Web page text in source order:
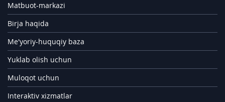
Matbuot-markazi
Birja haqida
Me'yoriy-huquqiy baza
Yuklab olish uchun
Muloqot uchun
Interaktiv xizmatlar